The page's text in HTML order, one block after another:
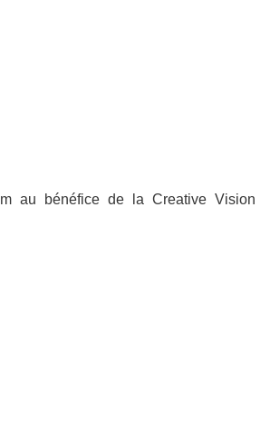
au bénéfice de la Creative Vision